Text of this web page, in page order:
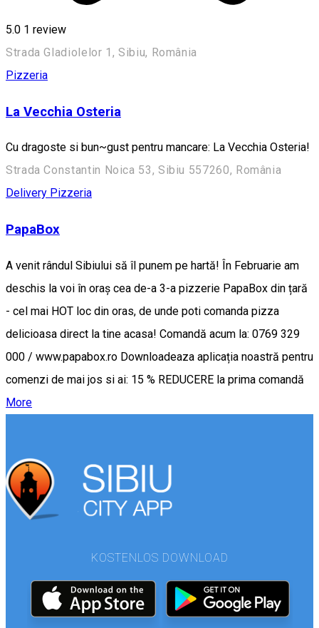
5.0 1 review
Strada Gladiolelor 1, Sibiu, România
Pizzeria
La Vecchia Osteria
Cu dragoste si bun~gust pentru mancare: La Vecchia Osteria!
Strada Constantin Noica 53, Sibiu 557260, România
Delivery Pizzeria
PapaBox
A venit rândul Sibiului să îl punem pe hartă! În Februarie am
deschis la voi în oraș cea de-a 3-a pizzerie PapaBox din țară
- cel mai HOT loc din oras, de unde poti comanda pizza
delicioasa direct la tine acasa! Comandă acum la: 0769 329
000 / www.papabox.ro Downloadeaza aplicația noastră pentru
comenzi de mai jos si ai: 15 % REDUCERE la prima comandă
More
KOSTENLOS DOWNLOAD